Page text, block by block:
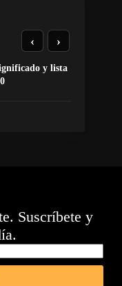
y lista
‹ ›
Suscríbete y